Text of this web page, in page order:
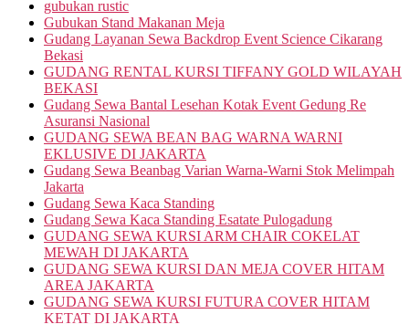
gubukan rustic
Gubukan Stand Makanan Meja
Gudang Layanan Sewa Backdrop Event Science Cikarang
Bekasi
GUDANG RENTAL KURSI TIFFANY GOLD WILAYAH
BEKASI
Gudang Sewa Bantal Lesehan Kotak Event Gedung Re
Asuransi Nasional
GUDANG SEWA BEAN BAG WARNA WARNI
EKLUSIVE DI JAKARTA
Gudang Sewa Beanbag Varian Warna-Warni Stok Melimpah
Jakarta
Gudang Sewa Kaca Standing
Gudang Sewa Kaca Standing Esatate Pulogadung
GUDANG SEWA KURSI ARM CHAIR COKELAT
MEWAH DI JAKARTA
GUDANG SEWA KURSI DAN MEJA COVER HITAM
AREA JAKARTA
GUDANG SEWA KURSI FUTURA COVER HITAM
KETAT DI JAKARTA